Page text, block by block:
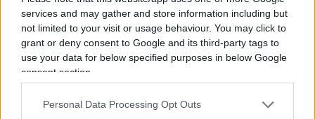
services and may gather and store information including but
not limited to your visit or usage behaviour. You may click to
grant or deny consent to Google and its third-party tags to
use your data for below specified purposes in below Google
consent section.
Personal Data Processing Opt Outs
immagini e testimonianze diffuse sui social,
alcuni studenti avrebbero indossato magliette con
la scritta “Free Palestine”durante la visita al sito.
In alcune immagini comparirebbe anche il ritratto
nell’attentato della strada costiera del 1978 in